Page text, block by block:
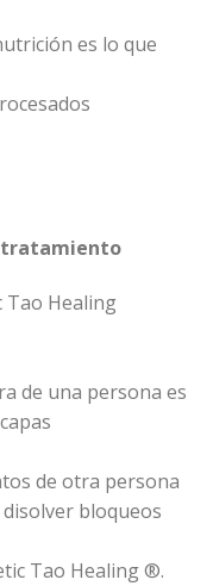
es lo que
tratamiento
Tao Healing
de una persona es
de otra persona
bloqueos
Tao Healing ®.